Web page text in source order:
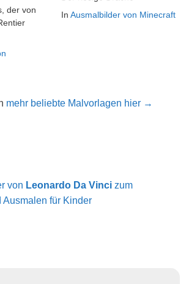
der von
In Ausmalbilder von Minecraft
mehr beliebte Malvorlagen hier →
von Leonardo Da Vinci zum
Ausmalen für Kinder